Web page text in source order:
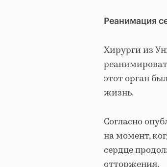
Реанимация
Хирурги из
этот орган
жизнь.
Согласно
на момент,
сердце